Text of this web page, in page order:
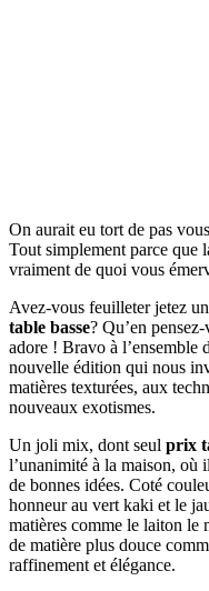
On aurait eu tort de pas
Tout simplement parce que
vraiment de quoi vous
Avez-vous feuilleter jetez
table basse? Qu’en
adore ! Bravo à l’ensemble
nouvelle édition qui nous
matières texturées, aux
nouveaux exotismes.
Un joli mix, dont seul prix
l’unanimité à la maison, où
de bonnes idées. Coté
honneur au vert kaki et le
matières comme le laiton le
de matière plus douce
raffinement et élégance.